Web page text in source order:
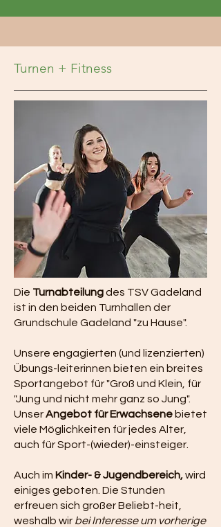
Turnen + Fitness
Die Turnabteilungdes TSV Gadeland
ist in den beiden Turnhallen der
Grundschule Gadeland "zu Hause".
Unsere engagierten (und lizenzierten)
Übungs-leiterinnen bieten ein breites
Sportangebot für "Groß und Klein, für
"Jung und nicht mehr ganz so Jung".
UnserAngebot für Erwachsene bietet
viele Möglichkeiten für jedes Alter,
auch für Sport-(wieder)-einsteiger.
Auch im Kinder- & Jugendbereich,wird
einiges geboten. Die Stunden
erfreuen sich großer Beliebt-heit,
weshalb wir bei Interesse um vorherige